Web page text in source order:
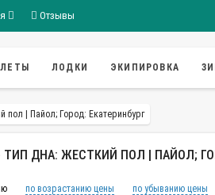
Отзывы
ЛОДКИ ЭКИПИРОВКА
пол | Пайол; Город: Екатеринбург
ДНА: ЖЕСТКИЙ ПОЛ | ПАЙОЛ;
по возрастанию цены по убыванию цены